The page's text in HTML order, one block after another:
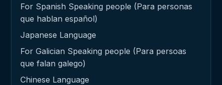
For Spanish Speaking people (Para personas
que hablan español)
Japanese Language
For Galician Speaking people (Para persoas
que falan galego)
Chinese Language